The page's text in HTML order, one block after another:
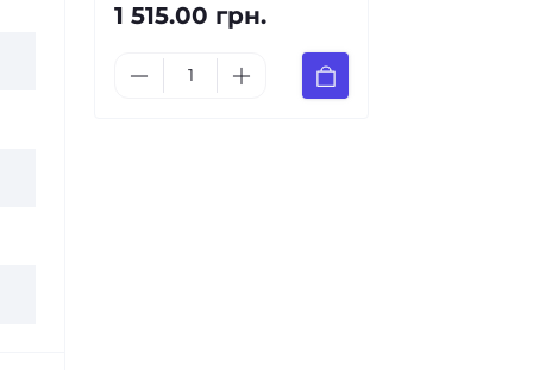
1 515.00 грн.